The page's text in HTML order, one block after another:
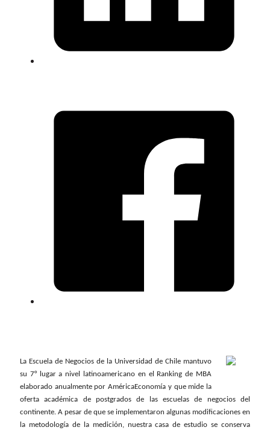
La Escuela de Negocios de la Universidad de Chile mantuvo
su 7° lugar a nivel latinoamericano en el Ranking de MBA
elaborado anualmente por AméricaEconomía y que mide la
oferta académica de postgrados de las escuelas de negocios del
continente. A pesar de que se implementaron algunas modificaciones en
la metodología de la medición, nuestra casa de estudio se conserva